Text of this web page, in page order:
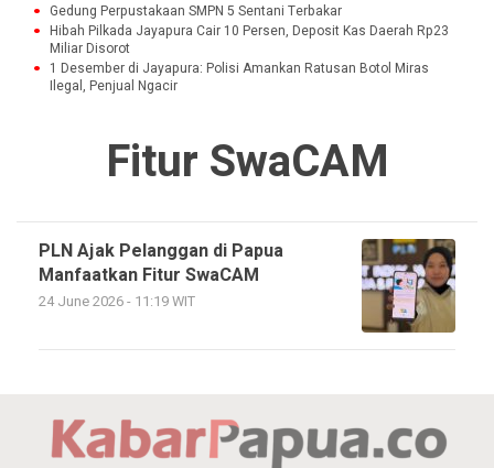
Gedung Perpustakaan SMPN 5 Sentani Terbakar
Hibah Pilkada Jayapura Cair 10 Persen, Deposit Kas Daerah Rp23
Miliar Disorot
1 Desember di Jayapura: Polisi Amankan Ratusan Botol Miras
Ilegal, Penjual Ngacir
Fitur SwaCAM
PLN Ajak Pelanggan di Papua
Manfaatkan Fitur SwaCAM
24 June 2026 - 11:19 WIT